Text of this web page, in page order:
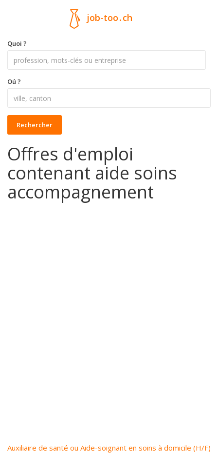
job-too.ch
Quoi ?
Oú ?
Rechercher
Offres d'emploi
contenant aide soins
accompagnement
Auxiliaire de santé ou Aide-soignant en soins à domicile (H/F)